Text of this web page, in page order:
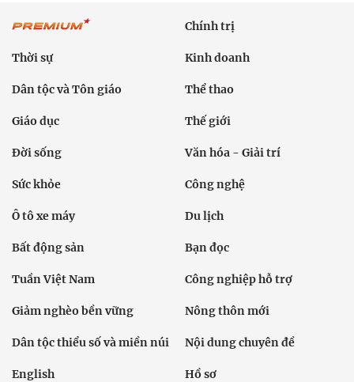
Chính trị
Thời sự Kinh doanh
Dân tộc và Tôn giáo Thể thao
Giáo dục Thế giới
Đời sống Văn hóa - Giải trí
Sức khỏe Công nghệ
Ô tô xe máy Du lịch
Bất động sản Bạn đọc
Tuần Việt Nam Công nghiệp hỗ trợ
Giảm nghèo bền vững Nông thôn mới
Dân tộc thiểu số và miền núi Nội dung chuyên đề
English Hồ sơ